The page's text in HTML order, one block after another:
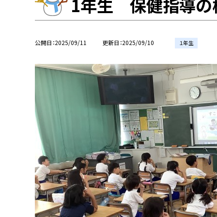
1年生 保健指導の
公開日 2025/09/11 更新日 2025/09/10 １年生